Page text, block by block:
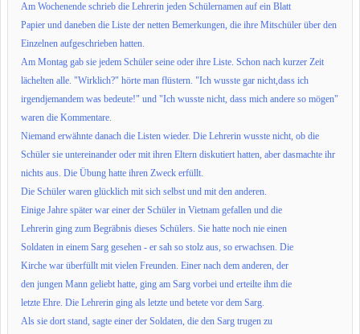
Am Wochenende schrieb die Lehrerin jeden Schülernamen auf ein Blatt
Papier und daneben die Liste der netten Bemerkungen, die ihre Mitschüler über den
Einzelnen aufgeschrieben hatten.
Am Montag gab sie jedem Schüler seine oder ihre Liste. Schon nach kurzer Zeit
lächelten alle. "Wirklich?" hörte man flüstern. "Ich wusste gar nicht,dass ich
irgendjemandem was bedeute!" und "Ich wusste nicht, dass mich andere so mögen"
waren die Kommentare.
Niemand erwähnte danach die Listen wieder. Die Lehrerin wusste nicht, ob die
Schüler sie untereinander oder mit ihren Eltern diskutiert hatten, aber dasmachte ihr
nichts aus. Die Übung hatte ihren Zweck erfüllt.
Die Schüler waren glücklich mit sich selbst und mit den anderen.
Einige Jahre später war einer der Schüler in Vietnam gefallen und die
Lehrerin ging zum Begräbnis dieses Schülers. Sie hatte noch nie einen
Soldaten in einem Sarg gesehen - er sah so stolz aus, so erwachsen. Die
Kirche war überfüllt mit vielen Freunden. Einer nach dem anderen, der
den jungen Mann geliebt hatte, ging am Sarg vorbei und erteilte ihm die
letzte Ehre. Die Lehrerin ging als letzte und betete vor dem Sarg.
Als sie dort stand, sagte einer der Soldaten, die den Sarg trugen zu